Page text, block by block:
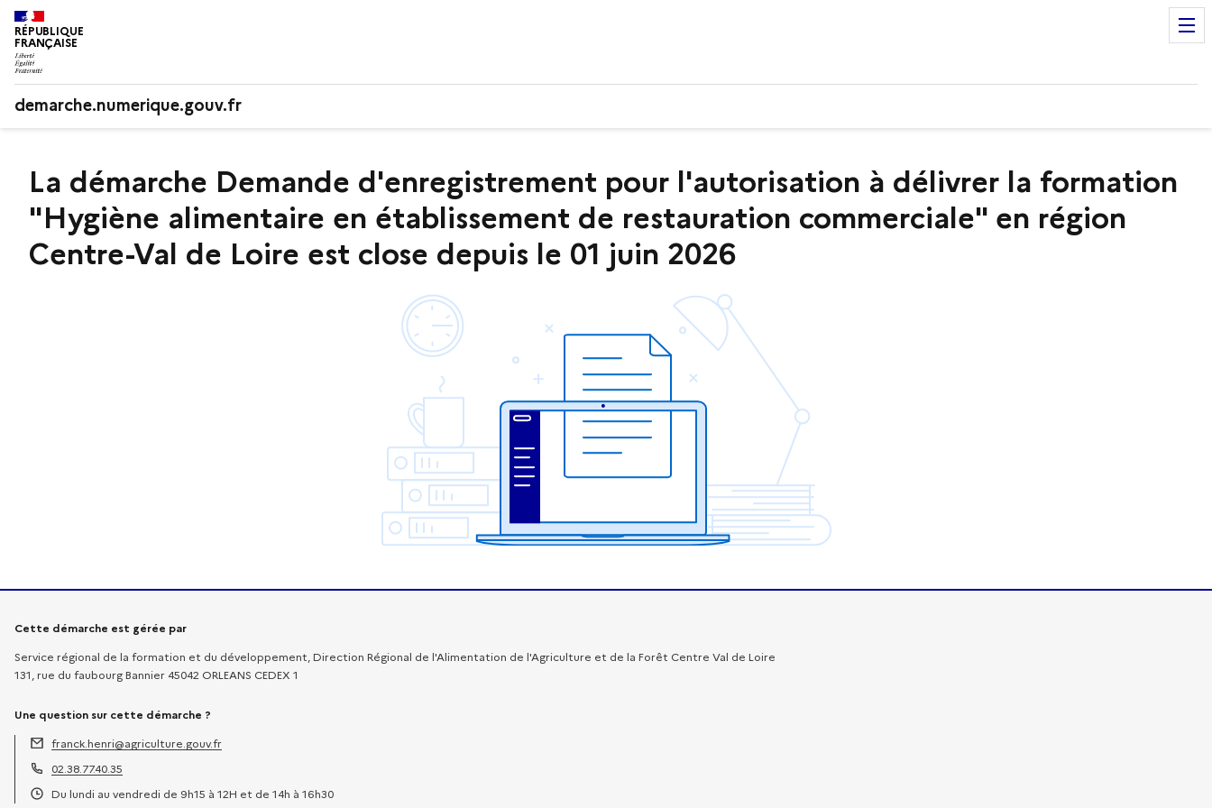
RÉPUBLIQUE
FRANÇAISE
demarche.numerique.gouv.fr
La démarche Demande d'enregistrement pour l'autorisation à délivrer la formation
"Hygiène alimentaire en établissement de restauration commerciale" en région
Centre-Val de Loire est close depuis le 01 juin 2026
Informations sur la démarche
Cette démarche est gérée par
Service régional de la formation et du développement, Direction Régional de l'Alimentation de l'Agriculture et de la Forêt Centre Val de Loire
131, rue du faubourg Bannier 45042 ORLEANS CEDEX 1
Une question sur cette démarche ?
Adresse électronique :
franck.henri@agriculture.gouv.fr
Téléphone :
02.38.77.40.35
Du lundi au vendredi de 9h15 à 12H et de 14h à 16h30